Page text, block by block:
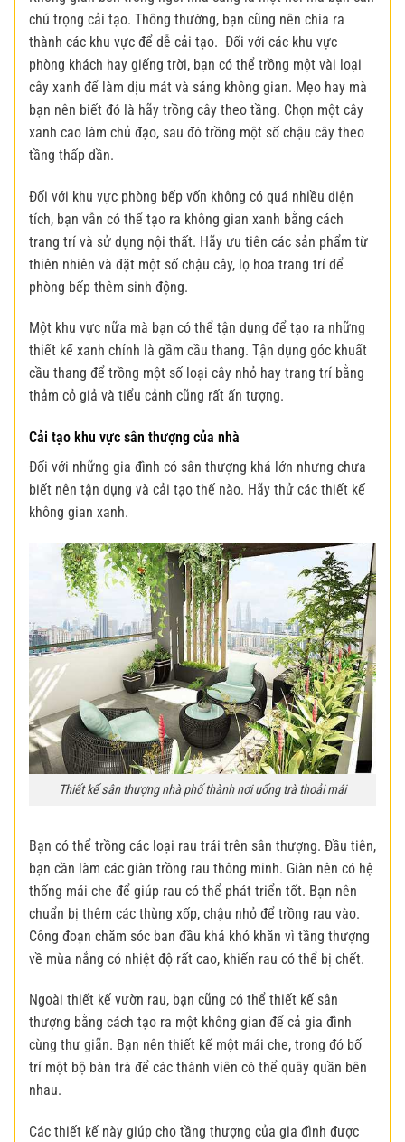
chú trọng cải tạo. Thông thường, bạn cũng nên chia ra
thành các khu vực để dễ cải tạo. Đối với các khu vực
phòng khách hay giếng trời, bạn có thể trồng một vài loại
cây xanh để làm dịu mát và sáng không gian. Mẹo hay mà
bạn nên biết đó là hãy trồng cây theo tầng. Chọn một cây
xanh cao làm chủ đạo, sau đó trồng một số chậu cây theo
tầng thấp dần.
Đối với khu vực phòng bếp vốn không có quá nhiều diện
tích, bạn vẫn có thể tạo ra không gian xanh bằng cách
trang trí và sử dụng nội thất. Hãy ưu tiên các sản phẩm từ
thiên nhiên và đặt một số chậu cây, lọ hoa trang trí để
phòng bếp thêm sinh động.
Một khu vực nữa mà bạn có thể tận dụng để tạo ra những
thiết kế xanh chính là gầm cầu thang. Tận dụng góc khuất
cầu thang để trồng một số loại cây nhỏ hay trang trí bằng
thảm cỏ giả và tiểu cảnh cũng rất ấn tượng.
Cải tạo khu vực sân thượng của nhà
Đối với những gia đình có sân thượng khá lớn nhưng chưa
biết nên tận dụng và cải tạo thế nào. Hãy thử các thiết kế
không gian xanh.
Thiết kế sân thượng nhà phố thành nơi uống trà thoải mái
Bạn có thể trồng các loại rau trái trên sân thượng. Đầu tiên,
bạn cần làm các giàn trồng rau thông minh. Giàn nên có hệ
thống mái che để giúp rau có thể phát triển tốt. Bạn nên
chuẩn bị thêm các thùng xốp, chậu nhỏ để trồng rau vào.
Công đoạn chăm sóc ban đầu khá khó khăn vì tầng thượng
về mùa nắng có nhiệt độ rất cao, khiến rau có thể bị chết.
Ngoài thiết kế vườn rau, bạn cũng có thể thiết kế sân
thượng bằng cách tạo ra một không gian để cả gia đình
cùng thư giãn. Bạn nên thiết kế một mái che, trong đó bố
trí một bộ bàn trà để các thành viên có thể quây quần bên
nhau.
Các thiết kế này giúp cho tầng thượng của gia đình được